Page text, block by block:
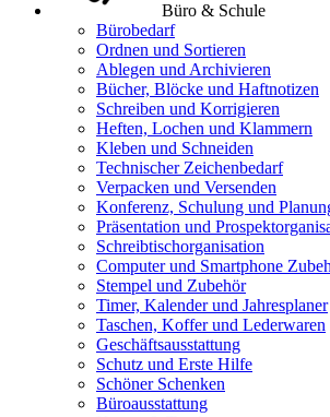
Büro & Schule
Bürobedarf
Ordnen und Sortieren
Ablegen und Archivieren
Bücher, Blöcke und Haftnotizen
Schreiben und Korrigieren
Heften, Lochen und Klammern
Kleben und Schneiden
Technischer Zeichenbedarf
Verpacken und Versenden
Konferenz, Schulung und
Präsentation und
Schreibtischorganisation
Computer und Smartphone
Stempel und Zubehör
Timer, Kalender und Jahresplaner
Taschen, Koffer und Lederwaren
Geschäftsausstattung
Schutz und Erste Hilfe
Schöner Schenken
Büroausstattung